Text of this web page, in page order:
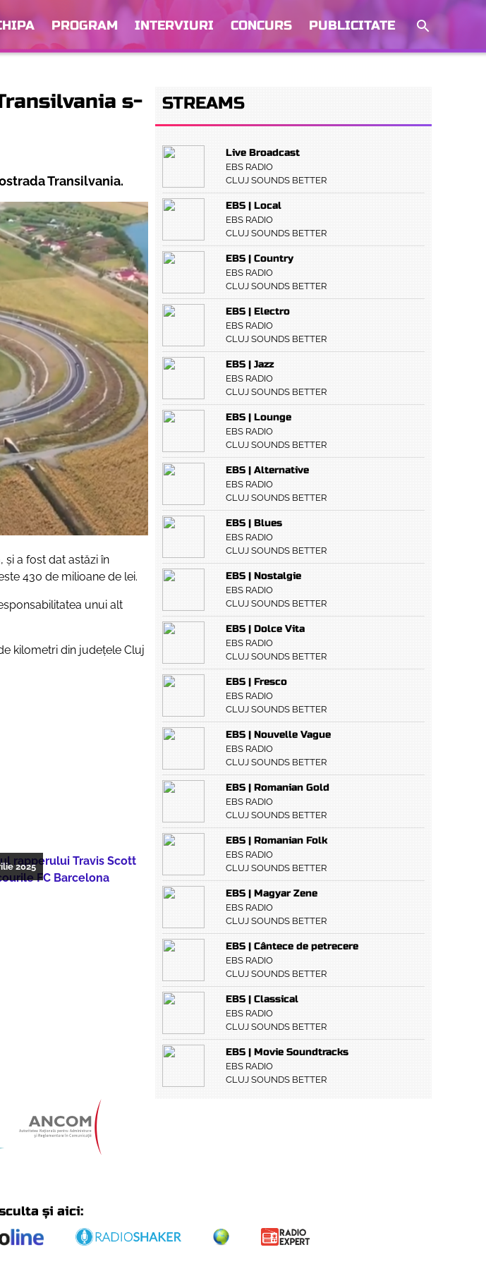
PROGRAM INTERVIURI CONCURS PUBLICITATE
s-
Transilvania.
a fost dat astăzi în
430 de milioane de lei.
unui alt
kilometri din județele Cluj
rapperului Travis Scott
FC Barcelona
2025
STREAMS
Live Broadcast
EBS RADIO
CLUJ SOUNDS BETTER
EBS | Local
EBS RADIO
CLUJ SOUNDS BETTER
EBS | Country
EBS RADIO
CLUJ SOUNDS BETTER
EBS | Electro
EBS RADIO
CLUJ SOUNDS BETTER
EBS | Jazz
EBS RADIO
CLUJ SOUNDS BETTER
EBS | Lounge
EBS RADIO
CLUJ SOUNDS BETTER
EBS | Alternative
EBS RADIO
CLUJ SOUNDS BETTER
EBS | Blues
EBS RADIO
CLUJ SOUNDS BETTER
EBS | Nostalgie
EBS RADIO
CLUJ SOUNDS BETTER
EBS | Dolce Vita
EBS RADIO
CLUJ SOUNDS BETTER
EBS | Fresco
EBS RADIO
CLUJ SOUNDS BETTER
EBS | Nouvelle Vague
EBS RADIO
CLUJ SOUNDS BETTER
EBS | Romanian Gold
EBS RADIO
CLUJ SOUNDS BETTER
EBS | Romanian Folk
EBS RADIO
CLUJ SOUNDS BETTER
EBS | Magyar Zene
EBS RADIO
CLUJ SOUNDS BETTER
EBS | Cântece de petrecere
EBS RADIO
CLUJ SOUNDS BETTER
EBS | Classical
EBS RADIO
CLUJ SOUNDS BETTER
EBS | Movie Soundtracks
EBS RADIO
CLUJ SOUNDS BETTER
și aici: